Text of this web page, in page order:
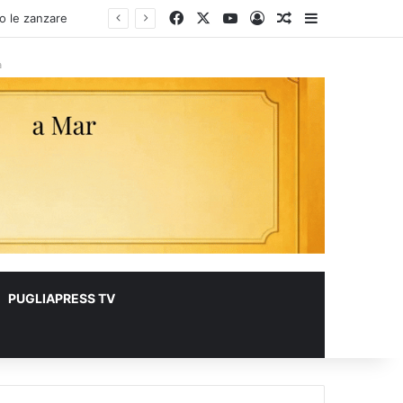
FacebookYou TubeAccediUn articolo a
PUGLIAPRESS TV